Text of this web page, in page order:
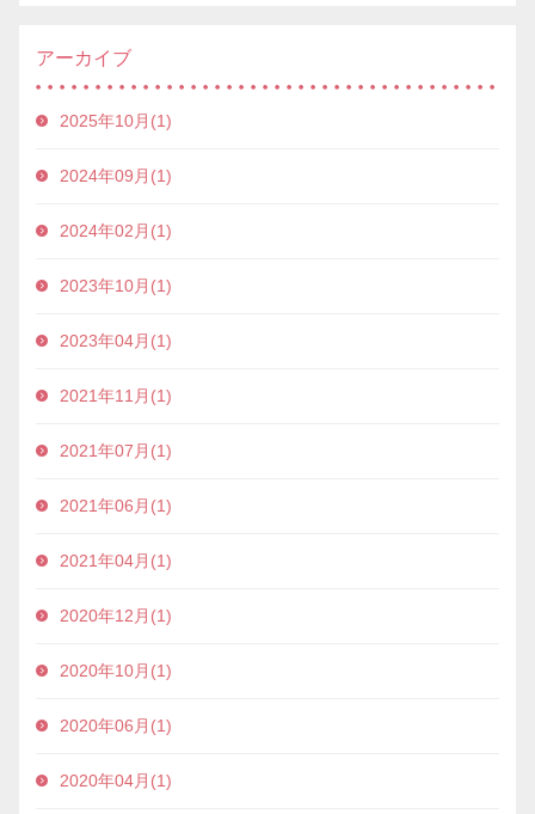
アーカイブ
2025年10月(1)
2024年09月(1)
2024年02月(1)
2023年10月(1)
2023年04月(1)
2021年11月(1)
2021年07月(1)
2021年06月(1)
2021年04月(1)
2020年12月(1)
2020年10月(1)
2020年06月(1)
2020年04月(1)